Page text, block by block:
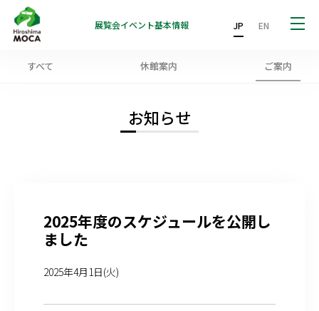
展覧会イベント基本情報 JP EN
すべて 休館案内 ご案内
お知らせ
2025年度のスケジュールを公開し
ました
2025年4月1日(火)